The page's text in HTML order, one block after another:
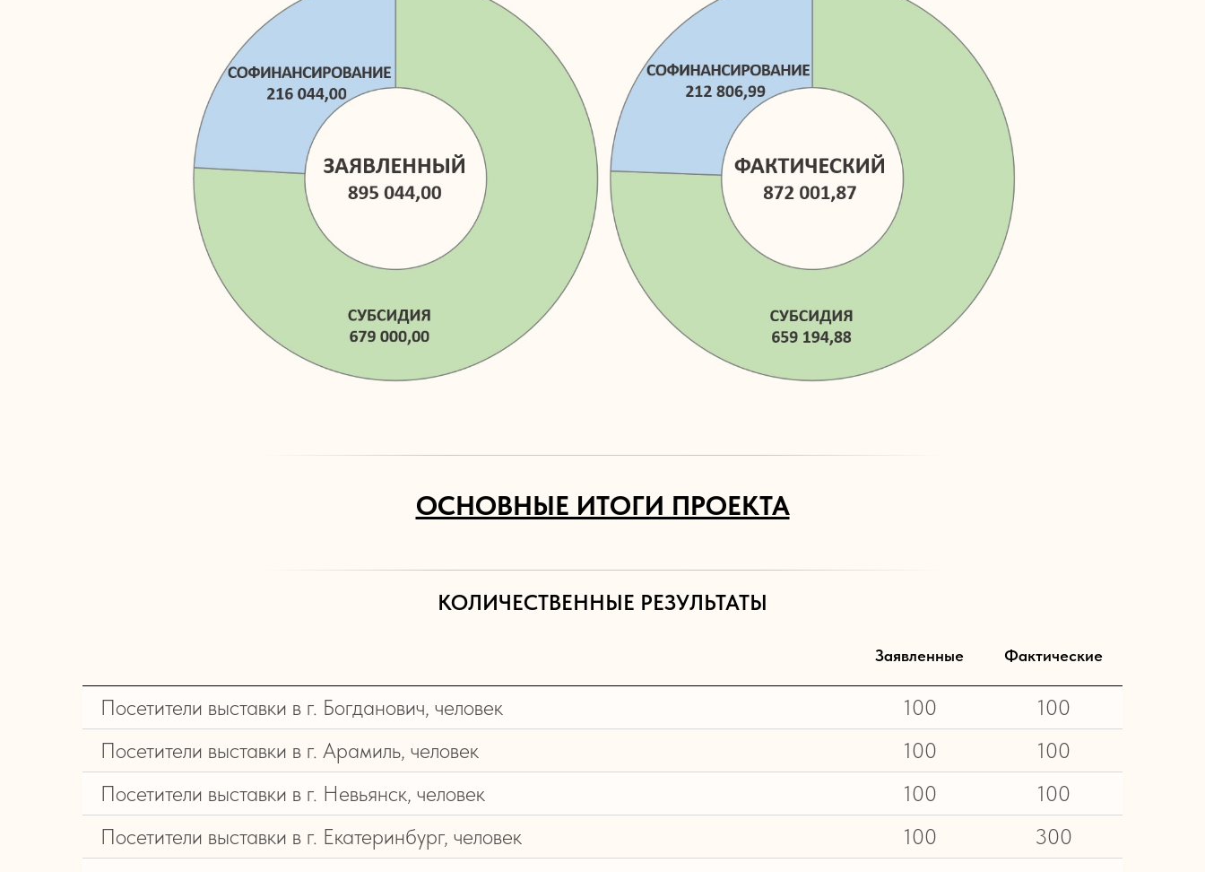
ОСНОВНЫЕ ИТОГИ ПРОЕКТА
КОЛИЧЕСТВЕННЫЕ РЕЗУЛЬТАТЫ
Заявленные Фактические
Посетители выставки в г. Богданович, человек 100
100
Посетители выставки в г. Арамиль, человек
100
100
Посетители выставки в г. Невьянск, человек
100
100
Посетители выставки в г. Екатеринбург, человек
100
300